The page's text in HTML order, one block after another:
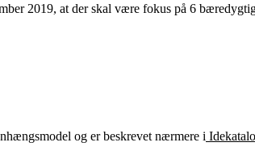
2019, at der skal være fokus på 6
og er beskrevet nærmere i